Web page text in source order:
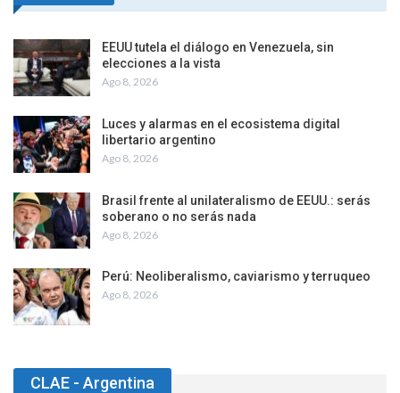
EEUU tutela el diálogo en Venezuela, sin
elecciones a la vista
Ago 8, 2026
Luces y alarmas en el ecosistema digital
libertario argentino
Ago 8, 2026
Brasil frente al unilateralismo de EEUU.: serás
soberano o no serás nada
Ago 8, 2026
Perú: Neoliberalismo, caviarismo y terruqueo
Ago 8, 2026
CLAE - Argentina